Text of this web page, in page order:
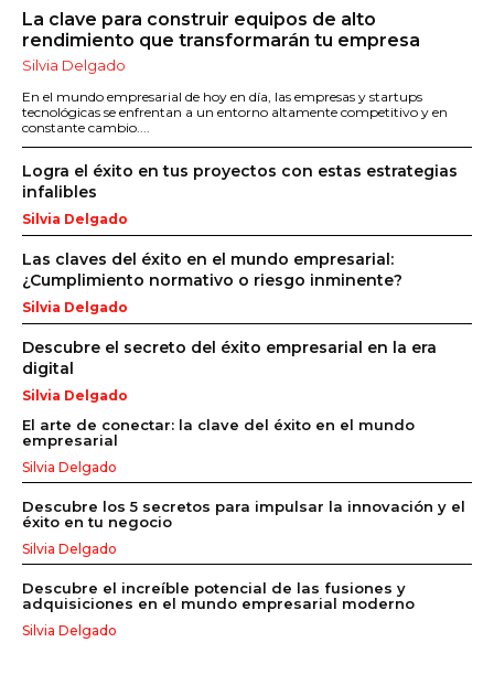
La clave para construir equipos de alto
rendimiento que transformarán tu empresa
Silvia Delgado
En el mundo empresarial de hoy en día, las empresas y startups
tecnológicas se enfrentan a un entorno altamente competitivo y en
constante cambio....
Logra el éxito en tus proyectos con estas estrategias
infalibles
Silvia Delgado
Las claves del éxito en el mundo empresarial:
¿Cumplimiento normativo o riesgo inminente?
Silvia Delgado
Descubre el secreto del éxito empresarial en la era
digital
Silvia Delgado
El arte de conectar: la clave del éxito en el mundo
empresarial
Silvia Delgado
Descubre los 5 secretos para impulsar la innovación y el
éxito en tu negocio
Silvia Delgado
Descubre el increíble potencial de las fusiones y
adquisiciones en el mundo empresarial moderno
Silvia Delgado